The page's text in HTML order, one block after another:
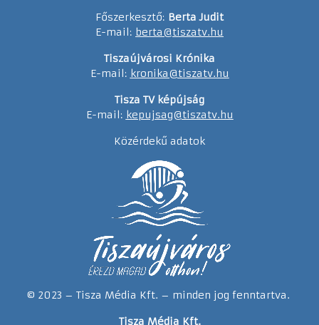
Főszerkesztő: Berta Judit
E-mail: berta@tiszatv.hu
Tiszaújvárosi Krónika
E-mail: kronika@tiszatv.hu
Tisza TV képújság
E-mail: kepujsag@tiszatv.hu
Közérdekű adatok
© 2023 – Tisza Média Kft. – minden jog fenntartva.
Tisza Média Kft.